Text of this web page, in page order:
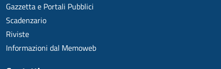
Gazzetta e Portali Pubblici
Scadenzario
Riviste
Informazioni dal Memoweb